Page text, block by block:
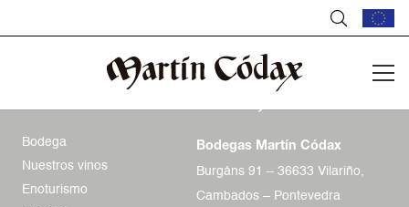
Bodega
Nuestros vinos
Enoturismo
Bodegas Martín Códax
Burgáns 91 – 36633 Vilariño,
Cambados – Pontevedra